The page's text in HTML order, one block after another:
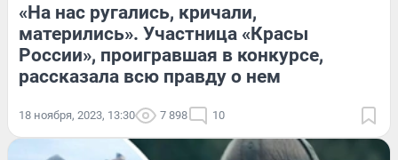
«На нас ругались, кричали,
матерились». Участница «Красы
России», проигравшая в конкурсе,
рассказала всю правду о нем
18 ноября, 2023, 13:30 7 898 10